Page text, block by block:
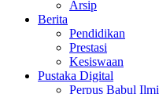
Arsip
Berita
Pendidikan
Prestasi
Kesiswaan
Pustaka Digital
Perpus Babul Ilmi